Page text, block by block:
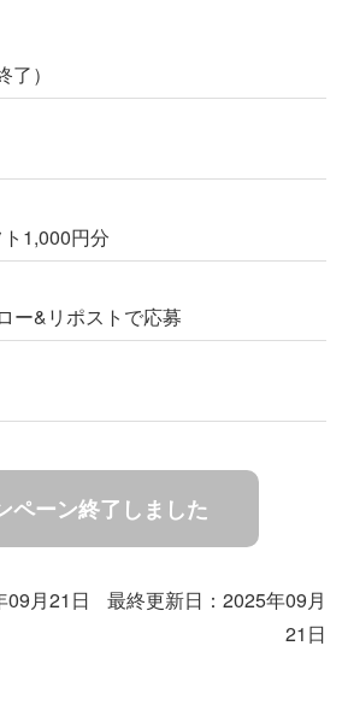
）
1,000円分
ー&リポストで応募
ペーン終了しました
09月21日
最終更新日：2025年09月
21日